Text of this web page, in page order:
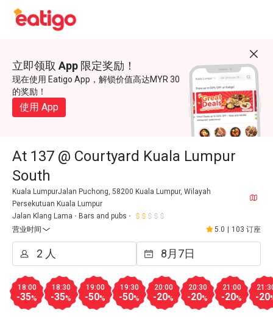
立即领取 App 限定奖励！
现在使用 Eatigo App，解锁价值高达MYR 30
的奖励！
使用 App
At 137 @ Courtyard Kuala Lumpur
South
Kuala LumpurJalan Puchong, 58200 Kuala Lumpur, Wilayah
Persekutuan Kuala Lumpur
Jalan Klang Lama
Bars and pubs
营业时间
5.0 103 订座
18:00
-35%
18:30
-35%
19:00
-50%
19:30
-50%
20:00
-20%
20:30
-20%
21:00
-20% -20